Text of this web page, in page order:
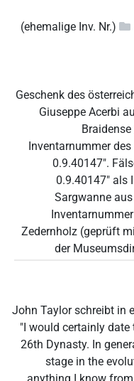
(ehemalige Inv. Nr.)
Geschenk des
Giuseppe Acerbi
Inventarnummer
0.9.40147".
0.9.40147" als
Sargwanne
Zedernholz (geprüft
der
John Taylor schreibt in
"I would certainly
26th Dynasty. In
stage in the
anything I know